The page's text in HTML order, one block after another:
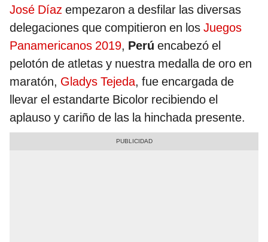
José Díaz empezaron a desfilar las diversas
delegaciones que compitieron en los Juegos
Panamericanos 2019, Perú encabezó el
pelotón de atletas y nuestra medalla de oro en
maratón, Gladys Tejeda, fue encargada de
llevar el estandarte Bicolor recibiendo el
aplauso y cariño de las la hinchada presente.